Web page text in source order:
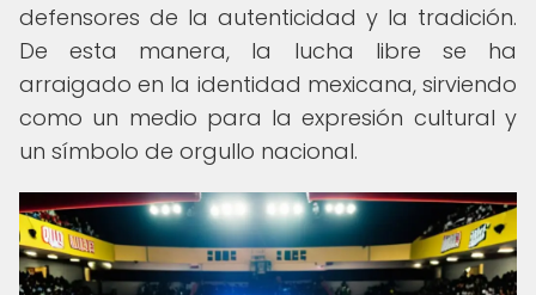
defensores de la autenticidad y la tradición.
De esta manera, la lucha libre se ha
arraigado en la identidad mexicana, sirviendo
como un medio para la expresión cultural y
un símbolo de orgullo nacional.